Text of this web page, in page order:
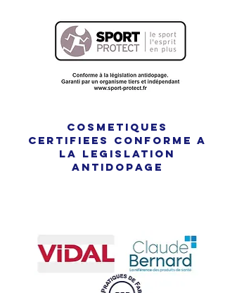
COSMETIQUES
certifieEs conforme a
la legislation
antidopage